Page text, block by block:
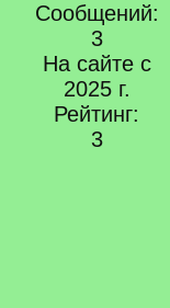
Сообщений:
3
На сайте с
2025 г.
Рейтинг:
3